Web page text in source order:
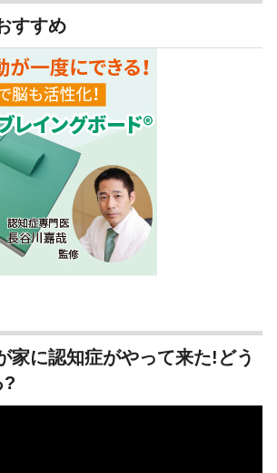
すすめ
に認知症がやって来た!どう
?